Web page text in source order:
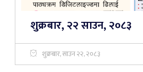
शुक्रबार, २२ साउन, २०८३
शुक्रबार, साउन २२, २०८३